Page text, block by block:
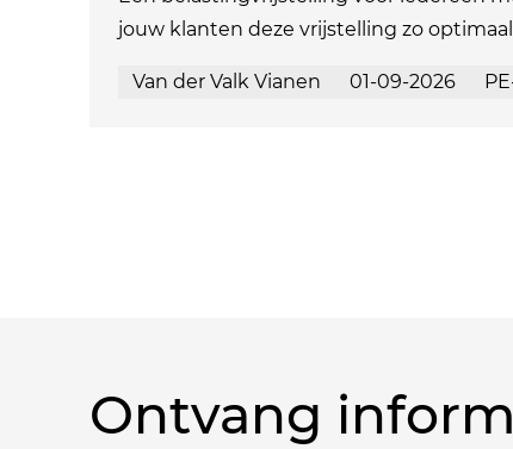
jouw klanten deze vrijstelling zo
Van der Valk Vianen 01-09-2026
Ontvang